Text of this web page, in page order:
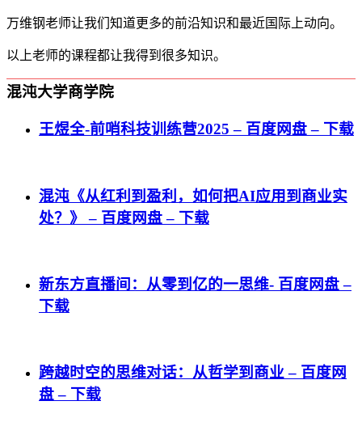
万维钢老师让我们知道更多的前沿知识和最近国际上动向。
以上老师的课程都让我得到很多知识。
混沌大学商学院
王煜全-前哨科技训练营2025 – 百度网盘 – 下载
混沌《从红利到盈利，如何把AI应用到商业实
处？》 – 百度网盘 – 下载
新东方直播间：从零到亿的一思维- 百度网盘 –
下载
跨越时空的思维对话：从哲学到商业 – 百度网
盘 – 下载